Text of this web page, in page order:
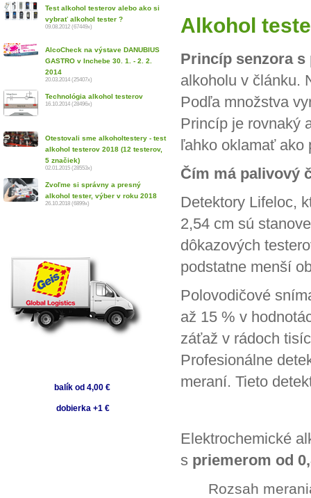
Alkohol
Princíp senzora
alkoholu v článku.
Podľa množstva
Princíp je rovnaký
ľahko oklamať ako
Čím má palivový
Detektory Lifeloc,
2,54 cm sú
dôkazových
podstatne menší
Polovodičové
až 15 % v
záťaž v rádoch
Profesionálne
meraní. Tieto
Elektrochemické
s priemerom od
Rozsah
Test alkohol testerov alebo ako si
vybrať alkohol tester ?
09.08.2012 (67449x)
AlcoCheck na výstave DANUBIUS
GASTRO v Inchebe 30. 1. - 2. 2.
2014
20.03.2014 (25407x)
Technológia alkohol testerov
16.10.2014 (28496x)
Otestovali sme alkoholtestery - test
alkohol testerov 2018 (12 testerov,
5 značiek)
02.01.2015 (28553x)
Zvoľme si správny a presný
alkohol tester, výber v roku 2018
26.10.2018 (6899x)
balík od 4,00 €
dobierka +1 €